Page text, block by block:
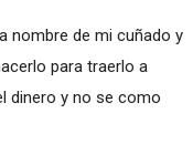
nombre de mi cuñado y
para traerlo a
dinero y no se como